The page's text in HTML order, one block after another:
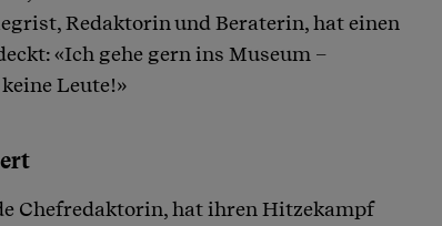
Redaktorin und Beraterin, hat einen
«Ich gehe gern ins Museum –
Leute!»
Chefredaktorin, hat ihren Hitzekampf